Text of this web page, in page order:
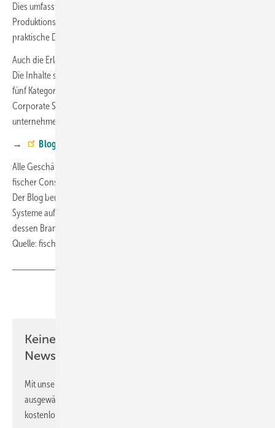
Dies umfasst Themen wie strategische Entscheidungen bei weltweiten
Produktionsstandorten, die Bedeutung von Auslandserfahrung oder
praktische DIY-Tipps.
Auch die Erläuterung von Netzwerksicherheit gehört zum Angebot.
Die Inhalte stammen aus allen Unternehmensbereichen und sind in
fünf Kategorien unterteilt: Unternehmensalltag, Success Stories,
Corporate Social Responsibility, fachliches und
unternehmensspezifisches Backgroundwissen sowie DIY-Tipps.
→ Blog „Spotlights“
Alle Geschäftsfelder – fischer Befestigungssysteme, fischertechnik,
fischer Consulting und fischer Electronic Solutions – sind einbezogen.
Der Blog bereitet Inhalte sowohl für Suchmaschinen als auch für KI-
Systeme auf. Er bietet vertiefende Einblicke in das Unternehmen und
dessen Branchen.
Quelle: fischerwerke / fl
Keine Zeit? Kein Problem mit dem TI-
Newsletter!
Mit unserem Newsletter erhalten Sie regelmäßig von uns
ausgewählte Informationen und Neuigkeiten, gebündelt und
kostenlos direkt ins Postfach.